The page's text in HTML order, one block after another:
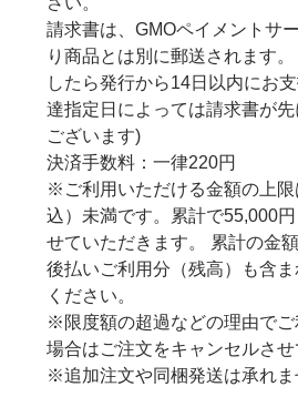
請求書は、GMOペイメントサ
り商品とは別に郵送されます
したら発行から14日以内にお
達指定日によっては請求書が
ございます)
決済手数料：一律220円
※ご利用いただける金額の上
込）未満です。累計で55,000
せていただきます。 累計の金
後払いご利用分（残高）も含
ください。
※限度額の超過などの理由でご
場合はご注文をキャンセルさせ
※追加注文や同梱発送は承れま